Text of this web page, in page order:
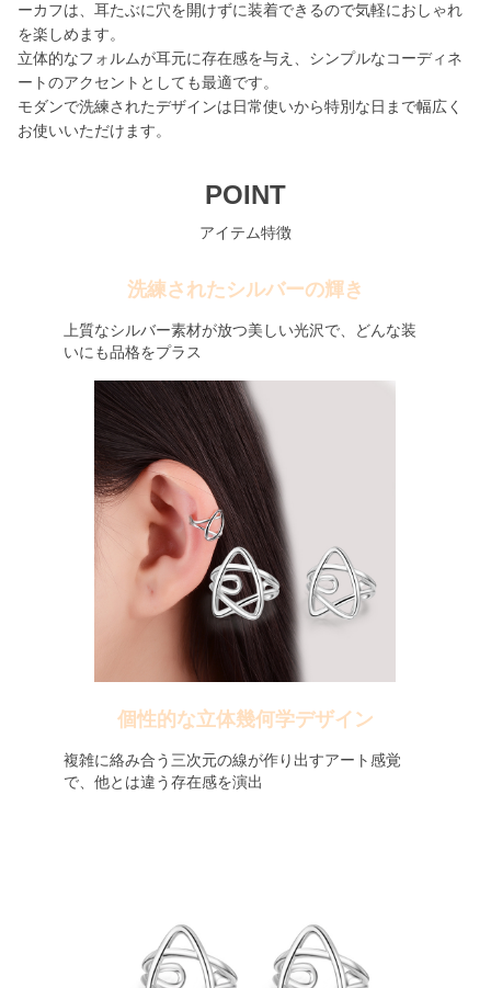
ーカフは、耳たぶに穴を開けずに装着できるので気軽におしゃれ
を楽しめます。
立体的なフォルムが耳元に存在感を与え、シンプルなコーディネ
ートのアクセントとしても最適です。
モダンで洗練されたデザインは日常使いから特別な日まで幅広く
お使いいただけます。
POINT
アイテム特徴
洗練されたシルバーの輝き
上質なシルバー素材が放つ美しい光沢で、どんな装
いにも品格をプラス
個性的な立体幾何学デザイン
複雑に絡み合う三次元の線が作り出すアート感覚
で、他とは違う存在感を演出